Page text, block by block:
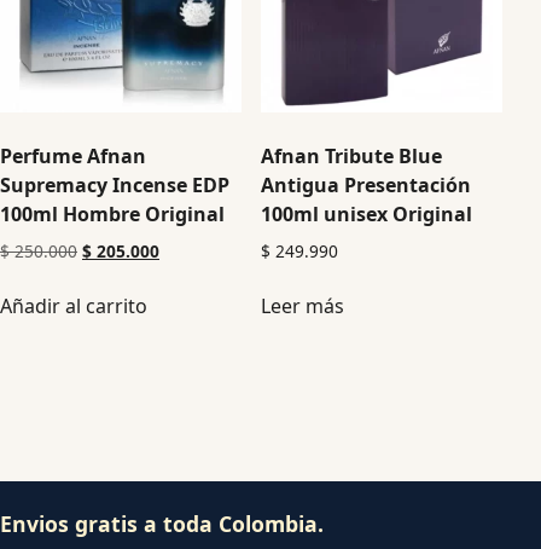
Perfume Afnan
Supremacy Incense EDP
100ml Hombre Original
$250.000 $ 205.000
Añadir al carrito
Afnan Tribute Blue
Antigua Presentación
100ml unisex Original
$ 249.990
Leer más
Envios gratis a toda Colombia.